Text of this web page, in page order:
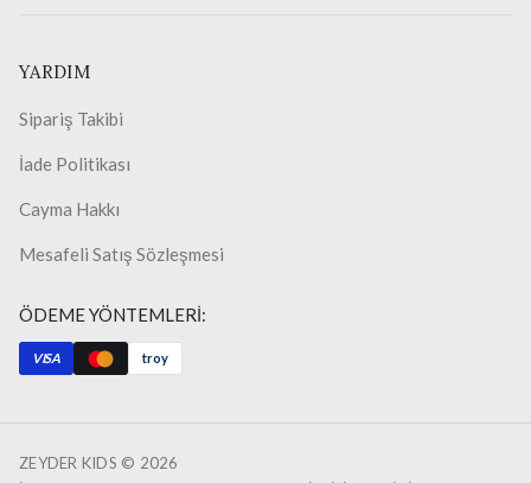
YARDIM
Sipariş Takibi
İade Politikası
Cayma Hakkı
Mesafeli Satış Sözleşmesi
ÖDEME YÖNTEMLERİ:
VISA troy
ZEYDER KIDS © 2026